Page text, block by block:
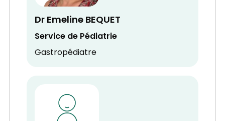
Dr Emeline BEQUET
Service de Pédiatrie
Gastropédiatre